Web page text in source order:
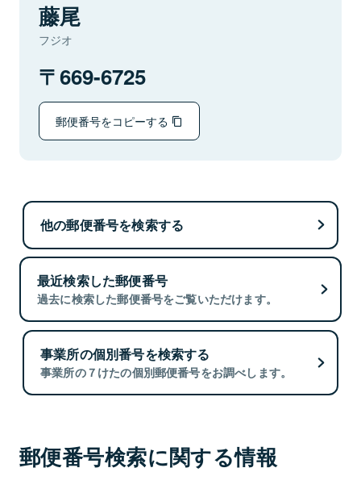
藤尾
フジオ
669-6725
郵便番号をコピーする
他の郵便番号を検索する
最近検索した郵便番号
過去に検索した郵便番号をご覧いただけます。
事業所の個別番号を検索する
事業所の７けたの個別郵便番号をお調べします。
郵便番号検索に関する情報